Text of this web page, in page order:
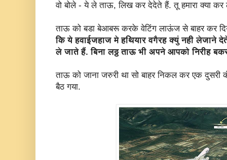
वो बोले - ये ले ताऊ, लिख कर देदेते हैं. तू हमारा क्या कर
ताऊ को बडा बेआबरू करके वेटिंग लाऊंज से बाहर कर
कि ये हवाईजहाज मे हथियार वगैरह क्युं नही लेजाने
ले जाते हैं. बिना लठ्ठ ताऊ भी अपने आपको निरीह
ताऊ को जाना जरुरी था सो बाहर निकल कर एक
बैठ गया.